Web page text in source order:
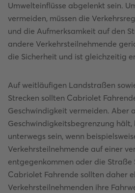
Umwelteinflüsse abgelenkt sein.
vermeiden, müssen die
und die Aufmerksamkeit auf den
andere Verkehrsteilnehmende
die Sicherheit und ist gleichzeitig
Auf weitläufigen Landstraßen
Strecken sollten Cabriolet
Geschwindigkeit vermeiden. Aber
Geschwindigkeitsbegrenzung hält,
unterwegs sein, wenn
Verkehrsteilnehmende auf einer
entgegenkommen oder die Straße
Cabriolet Fahrende sollten daher
Verkehrsteilnehmenden ihre